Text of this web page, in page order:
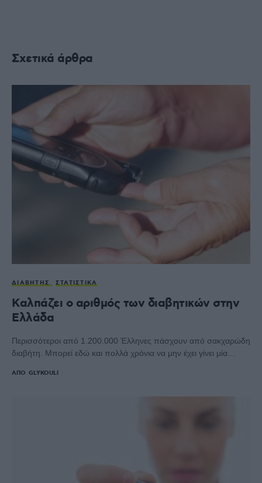
Σχετικά άρθρα
ΔΙΑΒΉΤΗΣ ΣΤΑΤΙΣΤΙΚΆ
Καλπάζει ο αριθμός των διαβητικών στην
Ελλάδα
Περισσότεροι από 1.200.000 Έλληνες πάσχουν από σακχαρώδη
διαβήτη. Μπορεί εδώ και πολλά χρόνια να μην έχει γίνει μία…
ΑΠΌ GLYKOULI